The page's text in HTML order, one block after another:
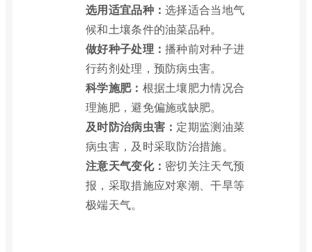
选用适宜品种：选择适合当地气
候和土壤条件的油菜品种。
做好种子处理：播种前对种子进
行药剂处理，预防病虫害。
科学施肥： 根据土壤肥力情况合
理施肥，避免偏施或缺肥。
及时防治病虫害： 定期监测油菜
病虫害，及时采取防治措施。
注意天气变化： 密切关注天气预
报，采取措施应对寒潮、干旱等
极端天气。